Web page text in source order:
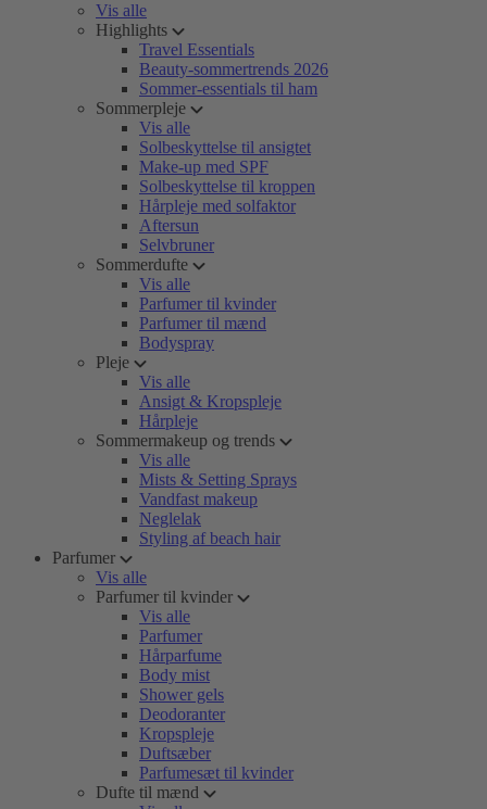
Vis alle
Highlights
Travel Essentials
Beauty-sommertrends 2026
Sommer-essentials til ham
Sommerpleje
Vis alle
Solbeskyttelse til ansigtet
Make-up med SPF
Solbeskyttelse til kroppen
Hårpleje med solfaktor
Aftersun
Selvbruner
Sommerdufte
Vis alle
Parfumer til kvinder
Parfumer til mænd
Bodyspray
Pleje
Vis alle
Ansigt & Kropspleje
Hårpleje
Sommermakeup og trends
Vis alle
Mists & Setting Sprays
Vandfast makeup
Neglelak
Styling af beach hair
Parfumer
Vis alle
Parfumer til kvinder
Vis alle
Parfumer
Hårparfume
Body mist
Shower gels
Deodoranter
Kropspleje
Duftsæber
Parfumesæt til kvinder
Dufte til mænd